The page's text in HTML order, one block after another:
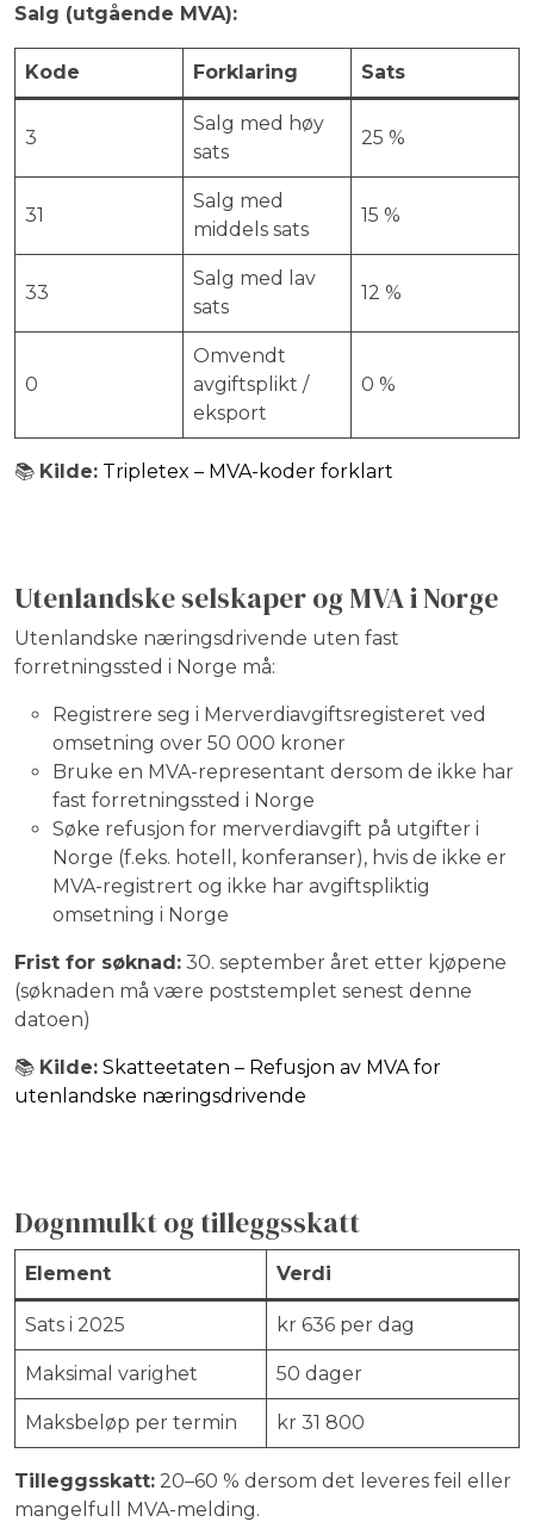
Salg (utgående MVA):
Kode Forklaring Sats
3
Salg med høy
sats
25 %
31
Salg med
middels sats
15 %
33
Salg med lav
sats
12 %
0
Omvendt
avgiftsplikt /
eksport
0 %
📚 Kilde: Tripletex – MVA-koder forklart
Utenlandske selskaper og MVA i Norge
Utenlandske næringsdrivende uten fast
forretningssted i Norge må:
Registrere seg i Merverdiavgiftsregisteret ved
omsetning over 50 000 kroner
Bruke en MVA-representant dersom de ikke har
fast forretningssted i Norge
Søke refusjon for merverdiavgift på utgifter i
Norge (f.eks. hotell, konferanser), hvis de ikke er
MVA-registrert og ikke har avgiftspliktig
omsetning i Norge
Frist for søknad: 30. september året etter kjøpene
(søknaden må være poststemplet senest denne
datoen)
📚 Kilde: Skatteetaten – Refusjon av MVA for
utenlandske næringsdrivende
Døgnmulkt og tilleggsskatt
Element Verdi
Sats i 2025 kr 636 per dag
Maksimal varighet 50 dager
Maksbeløp per termin kr 31 800
Tilleggsskatt: 20–60 % dersom det leveres feil eller
mangelfull MVA-melding.